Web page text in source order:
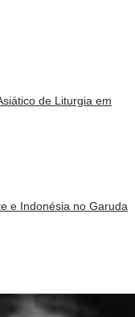
de Liturgia em
e Indonésia no Garuda